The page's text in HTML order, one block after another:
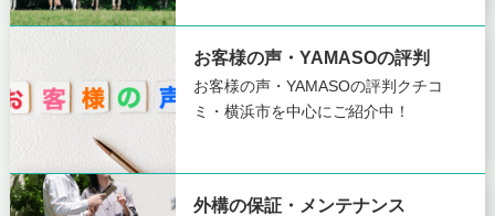
お客様の声・YAMASOの評判
お客様の声・YAMASOの評判 クチコ
ミ・横浜市を中心にご紹介中！
外構の保証・メンテナンス